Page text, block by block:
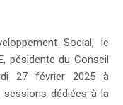
Social, le
pésidente du Conseil
27 février 2025 à
sessions dédiées à la